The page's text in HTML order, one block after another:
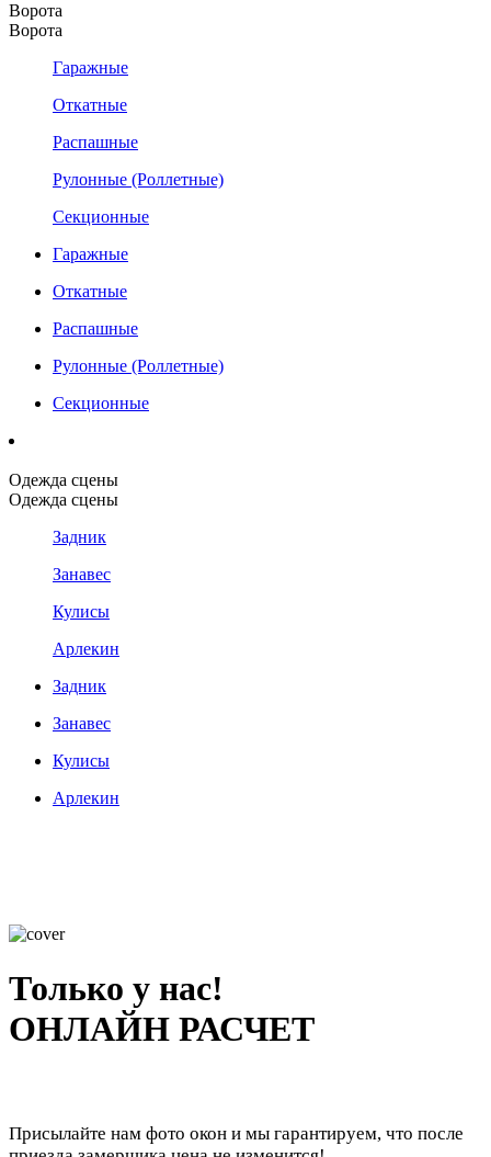
Ворота
Ворота
Гаражные
Откатные
Распашные
Рулонные (Роллетные)
Секционные
Гаражные
Откатные
Распашные
Рулонные (Роллетные)
Секционные
Одежда сцены
Одежда сцены
Задник
Занавес
Кулисы
Арлекин
Задник
Занавес
Кулисы
Арлекин
Только у нас!
ОНЛАЙН РАСЧЕТ
Присылайте нам фото окон и мы гарантируем, что после